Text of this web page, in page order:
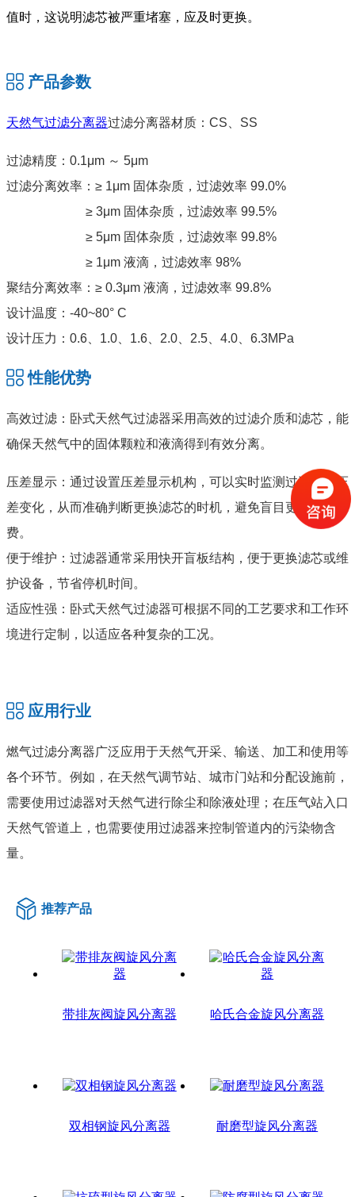
值时，这说明滤芯被严重堵塞，应及时更换。
产品参数
天然气过滤分离器过滤分离器材质：CS、SS
过滤精度：0.1μm ～ 5μm
过滤分离效率：≥ 1μm 固体杂质，过滤效率 99.0%
≥ 3μm 固体杂质，过滤效率 99.5%
≥ 5μm 固体杂质，过滤效率 99.8%
≥ 1μm 液滴，过滤效率 98%
聚结分离效率：≥ 0.3μm 液滴，过滤效率 99.8%
设计温度：-40~80° C
设计压力：0.6、1.0、1.6、2.0、2.5、4.0、6.3MPa
性能优势
高效过滤：卧式天然气过滤器采用高效的过滤介质和滤芯，能
确保天然气中的固体颗粒和液滴得到有效分离。
压差显示：通过设置压差显示机构，可以实时监测过滤器的压
差变化，从而准确判断更换滤芯的时机，避免盲目更换和浪
费。
便于维护：过滤器通常采用快开盲板结构，便于更换滤芯或维
护设备，节省停机时间。
适应性强：卧式天然气过滤器可根据不同的工艺要求和工作环
境进行定制，以适应各种复杂的工况。
应用行业
燃气过滤分离器广泛应用于天然气开采、输送、加工和使用等
各个环节。例如，在天然气调节站、城市门站和分配设施前，
需要使用过滤器对天然气进行除尘和除液处理；在压气站入口
天然气管道上，也需要使用过滤器来控制管道内的污染物含
量。
推荐产品
带排灰阀旋风分离器 哈氏合金旋风分离器
双相钢旋风分离器 耐磨型旋风分离器